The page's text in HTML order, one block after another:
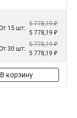
15 шт:
5 778,19 ₽
5 778,19 ₽
30 шт:
5 778,19 ₽
5 778,19 ₽
В корзину